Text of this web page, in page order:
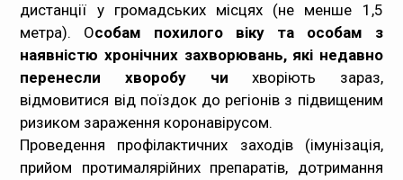
дистанції у громадських місцях (не менше 1,5
метра). Особам похилого віку та особам з
наявністю хронічних захворювань, які недавно
перенесли хворобу чихворіють зараз,
відмовитися від поїздок до регіонів з підвищеним
ризиком зараження коронавірусом.
Проведення профілактичних заходів (імунізація,
прийом протималярійних препаратів, дотримання